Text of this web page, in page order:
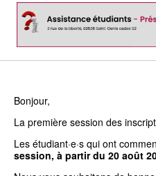
Bonjour,
La première session des
Les étudiant·e·s qui ont
session, à partir du 20 août